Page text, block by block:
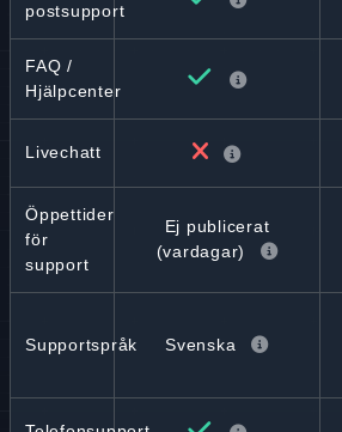
postsupport
FAQ /
Hjälpcenter
Livechatt
Öppettider
för
support
Ej publicerat
(vardagar)
Supportspråk Svenska